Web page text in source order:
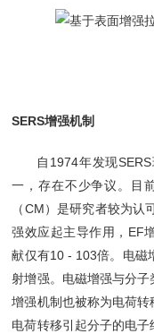
SERS增强机制
自1974年发现
一，存在不少争议。目
（CM）是研究者较为
强效应起主导作用，EF
献仅有10 - 103倍。电磁
射增强。电磁增强与分
增强机制也被称为电荷
电荷转移引起分子的电